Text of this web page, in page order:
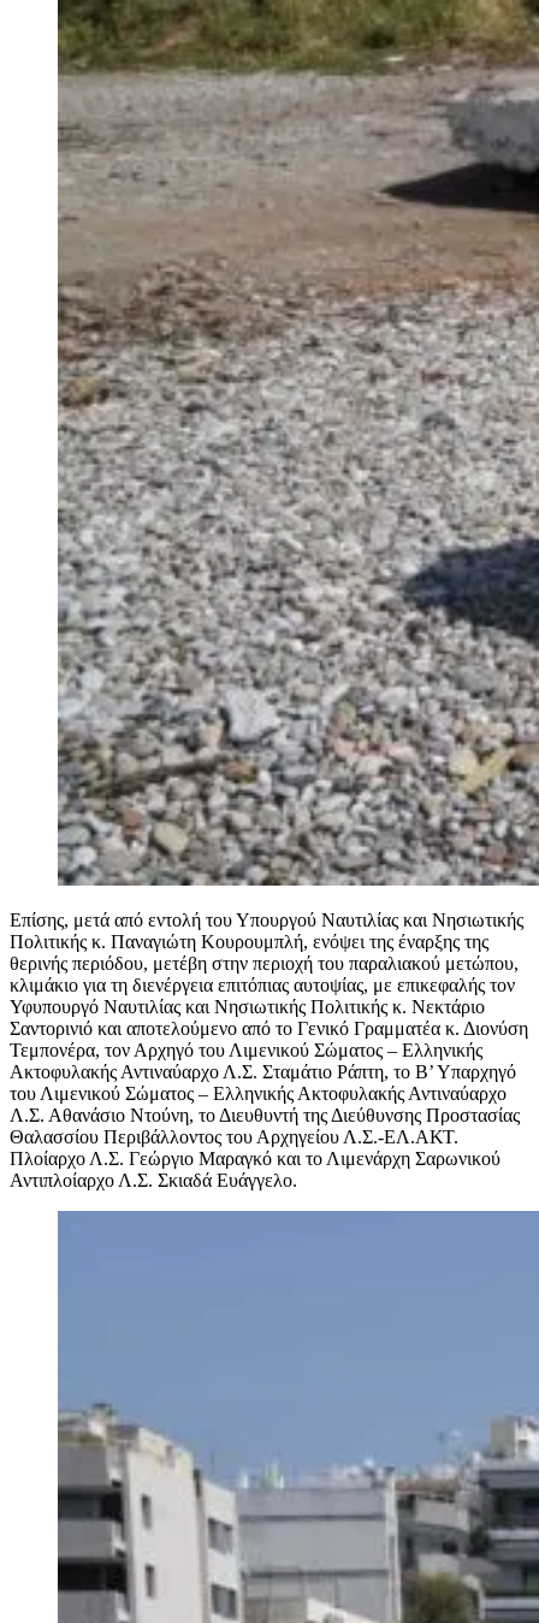
Επίσης, μετά από εντολή του Υπουργού Ναυτιλίας και Νησιωτικής
Πολιτικής κ. Παναγιώτη Κουρουμπλή, ενόψει της έναρξης της
θερινής περιόδου, μετέβη στην περιοχή του παραλιακού μετώπου,
κλιμάκιο για τη διενέργεια επιτόπιας αυτοψίας, με επικεφαλής τον
Υφυπουργό Ναυτιλίας και Νησιωτικής Πολιτικής κ. Νεκτάριο
Σαντορινιό και αποτελούμενο από το Γενικό Γραμματέα κ. Διονύση
Τεμπονέρα, τον Αρχηγό του Λιμενικού Σώματος – Ελληνικής
Ακτοφυλακής Αντιναύαρχο Λ.Σ. Σταμάτιο Ράπτη, το Β’ Υπαρχηγό
του Λιμενικού Σώματος – Ελληνικής Ακτοφυλακής Αντιναύαρχο
Λ.Σ. Αθανάσιο Ντούνη, το Διευθυντή της Διεύθυνσης Προστασίας
Θαλασσίου Περιβάλλοντος του Αρχηγείου Λ.Σ.-ΕΛ.ΑΚΤ.
Πλοίαρχο Λ.Σ. Γεώργιο Μαραγκό και το Λιμενάρχη Σαρωνικού
Αντιπλοίαρχο Λ.Σ. Σκιαδά Ευάγγελο.